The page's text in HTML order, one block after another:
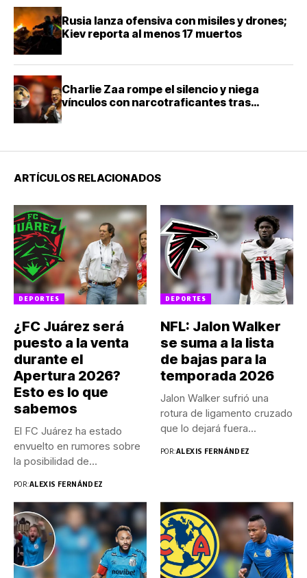
Rusia lanza ofensiva con misiles y drones;
Kiev reporta al menos 17 muertos
Charlie Zaa rompe el silencio y niega
vínculos con narcotraficantes tras
ARTÍCULOS RELACIONADOS
DEPORTES
¿FC Juárez será
puesto a la venta
durante el
Apertura 2026?
Esto es lo que
sabemos
El FC Juárez ha estado
envuelto en rumores sobre
la posibilidad de...
POR:ALEXIS FERNÁNDEZ
DEPORTES
NFL: Jalon Walker
se suma a la lista
de bajas para la
temporada 2026
Jalon Walker sufrió una
rotura de ligamento cruzado
que lo dejará fuera...
POR:ALEXIS FERNÁNDEZ